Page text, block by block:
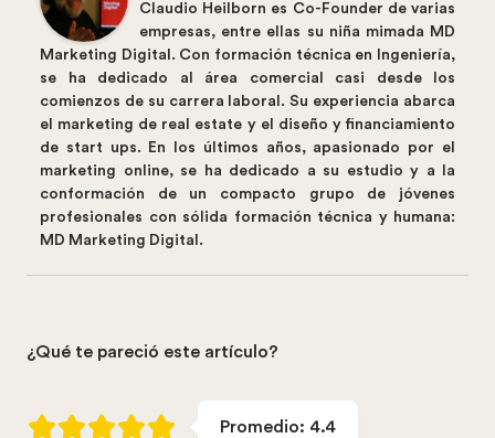
Claudio Heilborn es Co-Founder de varias
empresas, entre ellas su niña mimada MD
Marketing Digital. Con formación técnica en Ingeniería,
se ha dedicado al área comercial casi desde los
comienzos de su carrera laboral. Su experiencia abarca
el marketing de real estate y el diseño y financiamiento
de start ups. En los últimos años, apasionado por el
marketing online, se ha dedicado a su estudio y a la
conformación de un compacto grupo de jóvenes
profesionales con sólida formación técnica y humana:
MD Marketing Digital.
¿Qué te pareció este artículo?
Promedio: 4.4